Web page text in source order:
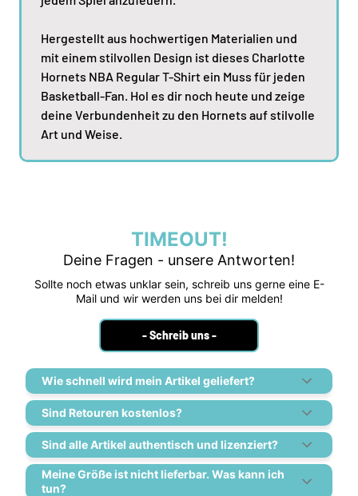
Hergestellt aus hochwertigen Materialien und
mit einem stilvollen Design ist dieses Charlotte
Hornets NBA Regular T-Shirt ein Muss für jeden
Basketball-Fan. Hol es dir noch heute und zeige
deine Verbundenheit zu den Hornets auf stilvolle
Art und Weise.
TIMEOUT!
Deine Fragen - unsere Antworten!
Sollte noch etwas unklar sein, schreib uns gerne eine E-
Mail und wir werden uns bei dir melden!
- Schreib uns -
Wie schnell wird mein Artikel geliefert?
Sind Retouren kostenlos?
Sind alle Artikel authentisch und lizenziert?
Meine Größe ist nicht lieferbar. Was kann ich
tun?